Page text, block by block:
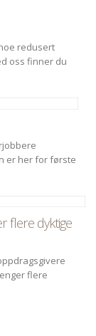
redusert
oss finner du
hjemmesiden
er her for første
tidligere. Vi vil
velrenommert
flere dyktige
flere
deg som kan ta